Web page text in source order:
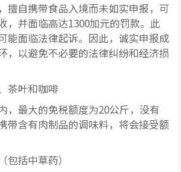
擅自携带食品入境而未如实申报，可
，并面临高达1300加元的罚款。此
能面临法律起诉。因此，诚实申报成
，以避免不必要的法律纠纷和经济损
茶叶和咖啡
，最大的免税额度为20公斤，没有
带含有肉制品的调味料，将会接受额
括中草药）